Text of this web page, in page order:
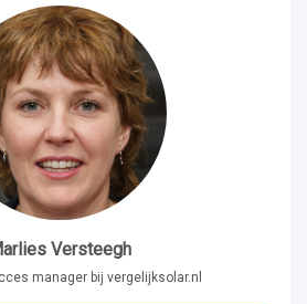
Versteegh
manager bij vergelijksolar.nl